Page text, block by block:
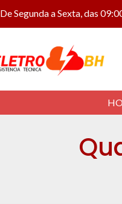
De Segunda a Sexta, das